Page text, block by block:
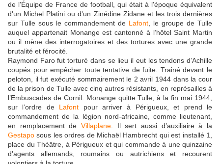
de l'Équipe de France de football, qui était à l'époque équivalent
d'un Michel Platini ou d'un Zinédine Zidane et les trois dernières
sur Tulle sous le commandement de Lafont , le groupe de Tulle
auquel appartenait Monange est cantonné à l’hôtel Saint Martin
ou il mène des interrogatoires et des tortures avec une grande
brutalité et férocité.
Raymond Faro fut torturé dans se lieu il eut les tendons d’Achille
coupés pour empêcher toute tentative de fuite. Trainé devant le
peloton, il fut exécuté sommairement le 2 avril 1944 dans la cour
de la prison de Tulle avec cinq autres résistants, en représailles à
l’Embuscades de Cornil. Monange quitte Tulle, à la fin mai 1944,
sur l’ordre de Lafont pour arriver à Périgueux, et prend le
commandement de la légion nord-africaine, comme lieutenant,
en remplacement de Villaplane . Il sert aussi d’auxiliaire à la
Gestapo sous les ordres de Michaël Hambrecht qui est installé 1,
place du Théâtre, à Périgueux et qui commande à une quinzaine
d'agents allemands, roumains ou autrichiens et recourent